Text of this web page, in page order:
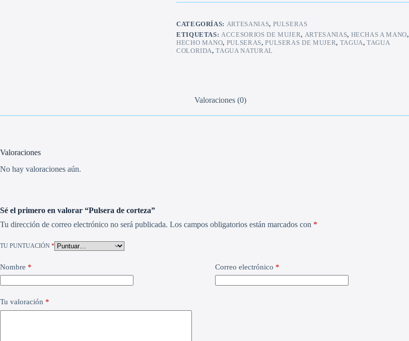
CATEGORÍAS: ARTESANIAS, PULSERAS
ETIQUETAS:ACCESORIOS DE MUJER, ARTESANIAS, HECHAS A MANO,
HECHO MANO, PULSERAS,PULSERAS DE MUJER, TAGUA,TAGUA
COLORIDA,TAGUA NATURAL
Valoraciones (0)
Valoraciones
No hay valoraciones aún.
Sé el primero en valorar “Pulsera de corteza”
Tu dirección de correo electrónico no será publicada. Los campos obligatorios están marcados con *
TU PUNTUACIÓN *
Nombre * Correo electrónico *
Tu valoración *